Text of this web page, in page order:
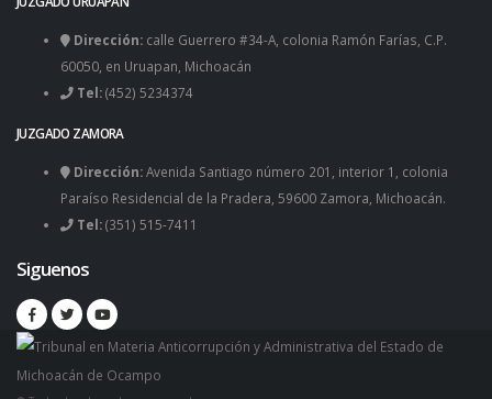
Dirección: calle Guerrero #34-A, colonia Ramón Farías, C.P.
60050, en Uruapan, Michoacán
Tel:(452) 5234374
JUZGADO ZAMORA
Dirección:Avenida Santiago número 201, interior 1, colonia
Paraíso Residencial de la Pradera, 59600 Zamora, Michoacán.
Tel:(351) 515-7411
Siguenos